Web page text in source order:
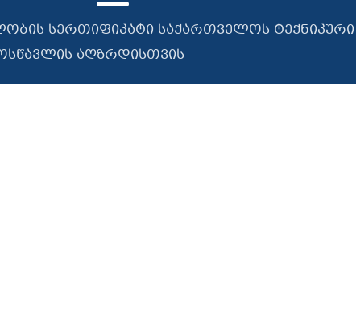
სერთიფიკატი საქართველოს ტექნიკური
აღზრდისთვის